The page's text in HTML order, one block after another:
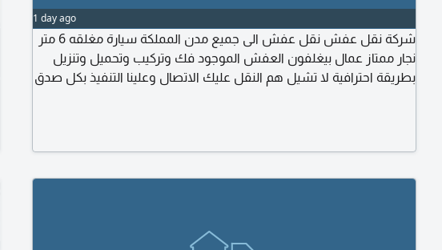
1 day ago
شركة نقل عفش نقل عفش الى جميع مدن المملكة سيارة مغلقه 6 متر
نجار ممتاز عمال بيغلفون العفش الموجود فك وتركيب وتحميل وتنزيل
بطريقة احترافية لا تشيل هم النقل عليك الاتصال وعلينا التنفيذ بكل صدق